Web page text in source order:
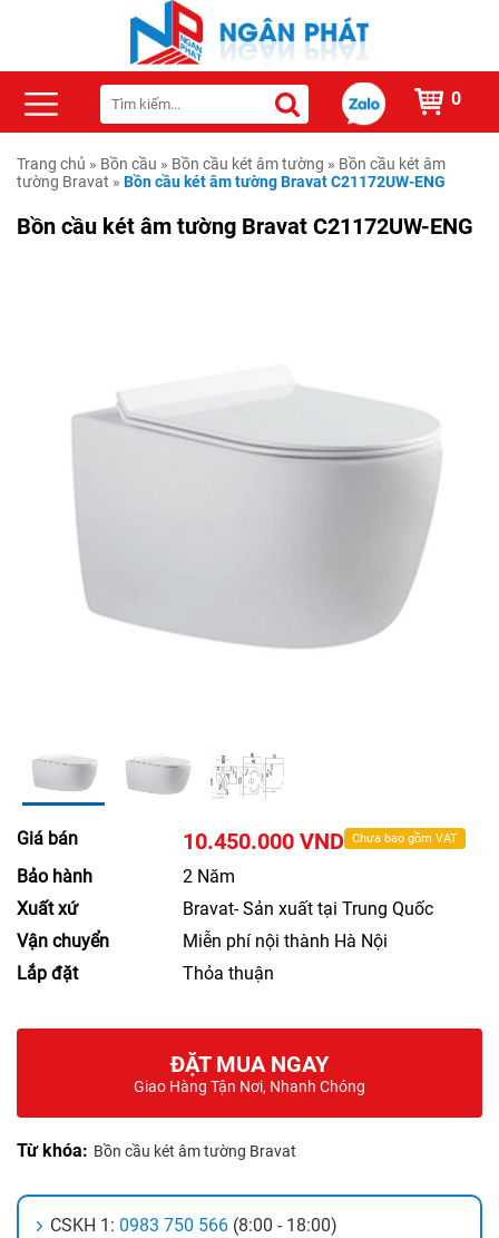
0
Trang chủ » Bồn cầu » Bồn cầu két âm tường » Bồn cầu két âm
tường Bravat » Bồn cầu két âm tường Bravat C21172UW-ENG
Bồn cầu két âm tường Bravat C21172UW-ENG
Giá bán 10.450.000 VND Chưa bao gồm VAT
Bảo hành
2 Năm
Xuất xứ
Bravat- Sản xuất tại Trung Quốc
Vận chuyển
Miễn phí nội thành Hà Nội
Lắp đặt
Thỏa thuận
ĐẶT MUA NGAY
Giao Hàng Tận Nơi, Nhanh Chóng
Từ khóa: Bồn cầu két âm tường Bravat
CSKH 1: 0983 750 566 (8:00 - 18:00)